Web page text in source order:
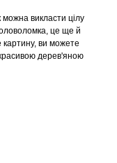
викласти цілу
це ще й
картину, ви можете
дерев'яною